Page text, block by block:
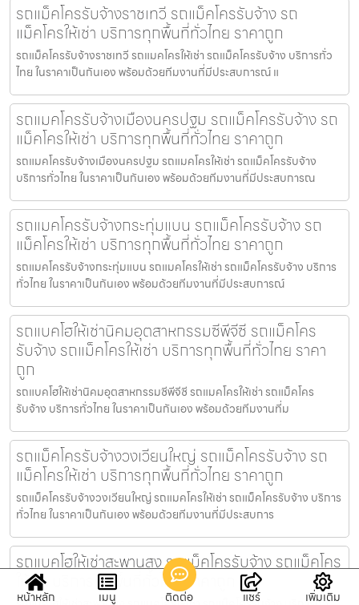
รถแม็คโครรับจ้างราชเทวี รถแม็คโครรับจ้าง รถ
แม็คโครให้เช่า บริการทุกพื้นที่ทั่วไทย ราคาถูก
รถแม็คโครรับจ้างราชเทวี รถแมคโครให้เช่า รถแม็คโครรับจ้าง บริการทั่ว
ไทย ในราคาเป็นกันเอง พร้อมด้วยทีมงานที่มีประสบการณ์ แ
รถแมคโครรับจ้างเมืองนครปฐม รถแม็คโครรับจ้าง รถ
แม็คโครให้เช่า บริการทุกพื้นที่ทั่วไทย ราคาถูก
รถแมคโครรับจ้างเมืองนครปฐม รถแมคโครให้เช่า รถแม็คโครรับจ้าง
บริการทั่วไทย ในราคาเป็นกันเอง พร้อมด้วยทีมงานที่มีประสบการณ
รถแมคโครรับจ้างกระทุ่มแบน รถแม็คโครรับจ้าง รถ
แม็คโครให้เช่า บริการทุกพื้นที่ทั่วไทย ราคาถูก
รถแมคโครรับจ้างกระทุ่มแบน รถแมคโครให้เช่า รถแม็คโครรับจ้าง บริการ
ทั่วไทย ในราคาเป็นกันเอง พร้อมด้วยทีมงานที่มีประสบการณ์
รถแบคโฮให้เช่านิคมอุตสาหกรรมซีพีจีซี รถแม็คโคร
รับจ้าง รถแม็คโครให้เช่า บริการทุกพื้นที่ทั่วไทย ราคา
ถูก
รถแบคโฮให้เช่านิคมอุตสาหกรรมซีพีจีซี รถแมคโครให้เช่า รถแม็คโคร
รับจ้าง บริการทั่วไทย ในราคาเป็นกันเอง พร้อมด้วยทีมงานที่ม
รถแม็คโครรับจ้างวงเวียนใหญ่ รถแม็คโครรับจ้าง รถ
แม็คโครให้เช่า บริการทุกพื้นที่ทั่วไทย ราคาถูก
รถแม็คโครรับจ้างวงเวียนใหญ่ รถแมคโครให้เช่า รถแม็คโครรับจ้าง บริการ
ทั่วไทย ในราคาเป็นกันเอง พร้อมด้วยทีมงานที่มีประสบการ
รถแบคโฮให้เช่าสะพานสูง รถแม็คโครรับจ้าง รถแม็คโคร
ให้เช่า บริการทุกพื้นที่ทั่วไทย ราคาถูก
หน้าหลัก เมนู ติดต่อ แชร์ เพิ่มเติม